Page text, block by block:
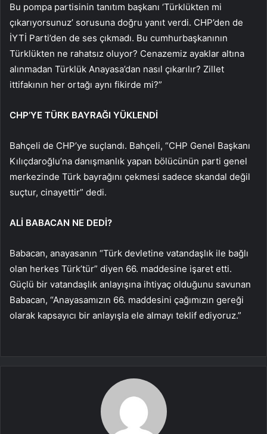
Bu pompa partisinin tanıtım başkanı ‘Türklükten mi
çıkarıyorsunuz’ sorusuna doğru yanıt verdi. CHP’den de
İYTİ Parti’den de ses çıkmadı. Bu cumhurbaşkanının
Türklükten ne rahatsız oluyor? Cenazemiz ayaklar altına
alınmadan Türklük Anayasa’dan nasıl çıkarılır? Zillet
ittifakının her ortağı aynı fikirde mi?”
CHP’YE TÜRK BAYRAĞI YÜKLENDİ
Bahçeli de CHP’ye suçlandı. Bahçeli, “CHP Genel Başkanı
Kılıçdaroğlu’na danışmanlık yapan bölücünün parti genel
merkezinde Türk bayrağını çekmesi sadece skandal değil
suçtur, cinayettir” dedi.
ALİ BABACAN NE DEDİ?
Babacan, anayasanın “Türk devletine vatandaşlık ile bağlı
olan herkes Türk’tür” diyen 66. maddesine işaret etti.
Güçlü bir vatandaşlık anlayışına ihtiyaç olduğunu savunan
Babacan, “Anayasamızın 66. maddesini çağımızın gereği
olarak kapsayıcı bir anlayışla ele almayı teklif ediyoruz.”